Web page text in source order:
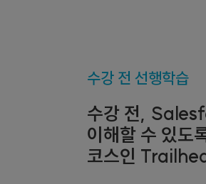
수강 전 선행학습
수강 전,
이해할 수 있도
코스인